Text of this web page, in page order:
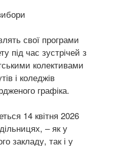
свої програми
під час зустрічей з
колективами
і коледжів
графіка.
14 квітня 2026
– як у
закладу, так і у